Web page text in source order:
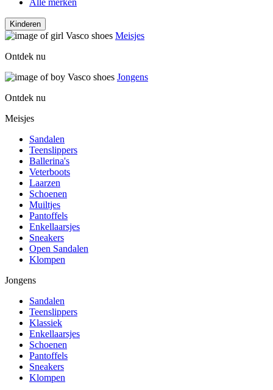
Alle merken
Kinderen
Meisjes
Ontdek nu
Jongens
Ontdek nu
Meisjes
Sandalen
Teenslippers
Ballerina's
Veterboots
Laarzen
Schoenen
Muiltjes
Pantoffels
Enkellaarsjes
Sneakers
Open Sandalen
Klompen
Jongens
Sandalen
Teenslippers
Klassiek
Enkellaarsjes
Schoenen
Pantoffels
Sneakers
Klompen